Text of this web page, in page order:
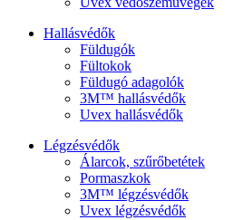
Hallásvédők
Füldugók
Fültokok
Füldugó adagolók
3M™ hallásvédők
Uvex hallásvédők
Légzésvédők
Álarcok, szűrőbetétek
Pormaszkok
3M™ légzésvédők
Uvex légzésvédők